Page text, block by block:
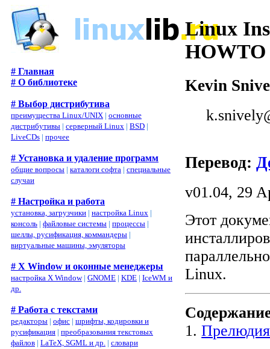
# Главная
# О библиотеке
# Выбор дистрибутива
преимущества Linux/UNIX | основные
дистрибутивы | серверный Linux | BSD |
LiveCDs | прочее
# Установка и удаление программ
общие вопросы | каталоги софта | специальные
случаи
# Настройка и работа
установка, загрузчики | настройка Linux |
консоль | файловые системы | процессы |
шеллы, русификация, коммандеры |
виртуальные машины, эмуляторы
# X Window и оконные менеджеры
настройка X Window| GNOME | KDE | IceWM и
др.
# Работа с текстами
редакторы | офис | шрифты, кодировки и
русификация | преобразования текстовых
файлов | LaTeX, SGML и др. | словари
Linux
HOWTO
Kevin
Перевод:
v01.04, 29
Этот
Linux.
1.Прелюдия